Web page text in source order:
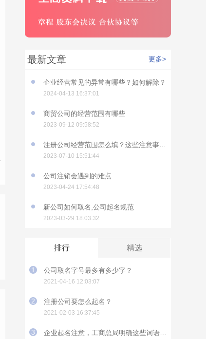
最新文章 更多>
企业经营常见的异常有哪些？如何解除？
2024-04-13 16:37:01
商贸公司的经营范围有哪些
2023-09-12 09:58:52
2023-07-10 15:51:44
公司注销会遇到的难点
2023-04-24 17:54:48
新公司如何取名,公司起名规范
2023-03-29 18:03:32
排行 精选
1 公司取名字号最多有多少字？
2021-04-16 12:03:07
2 注册公司要怎么起名？
2021-02-03 16:37:45
3